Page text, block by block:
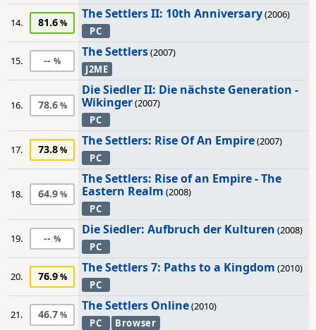
14. 81.6
The Settlers II: 10th Anniversary(2006)
PC
15. --
The Settlers(2007)
J2ME
16. 78.6
Die Siedler II: Die nächste Generation -
Wikinger(2007)
PC
17. 73.8
The Settlers: Rise Of An Empire(2007)
PC
18. 64.9
The Settlers: Rise of an Empire - The
Eastern Realm (2008)
PC
19. --
Die Siedler: Aufbruch der Kulturen (2008)
PC
20. 76.9
The Settlers 7: Paths to a Kingdom (2010)
PC
21. 46.7
The Settlers Online(2010)
PC
Browser